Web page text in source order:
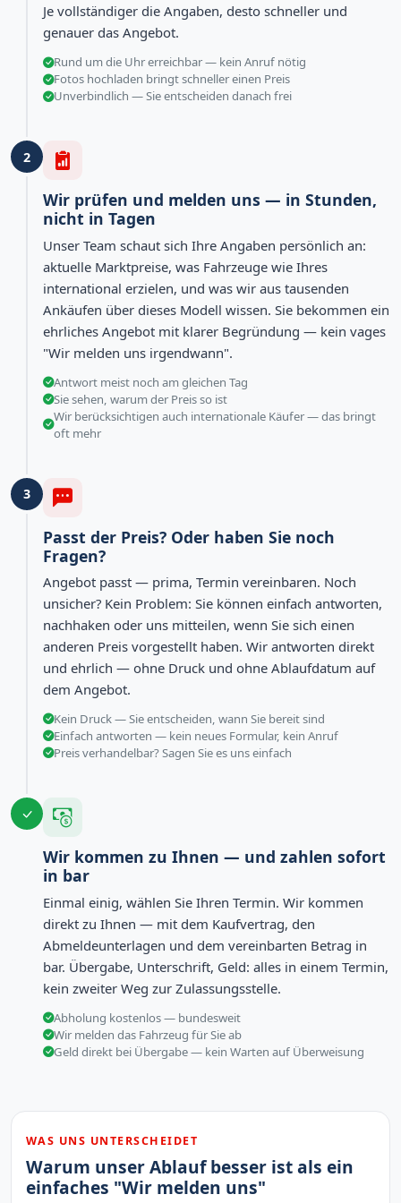
Je vollständiger die Angaben, desto schneller und
genauer das Angebot.
Rund um die Uhr erreichbar — kein Anruf nötig
Fotos hochladen bringt schneller einen Preis
Unverbindlich — Sie entscheiden danach frei
2
Wir prüfen und melden uns — in Stunden,
nicht in Tagen
Unser Team schaut sich Ihre Angaben persönlich an:
aktuelle Marktpreise, was Fahrzeuge wie Ihres
international erzielen, und was wir aus tausenden
Ankäufen über dieses Modell wissen. Sie bekommen ein
ehrliches Angebot mit klarer Begründung — kein vages
"Wir melden uns irgendwann".
Antwort meist noch am gleichen Tag
Sie sehen, warum der Preis so ist
Wir berücksichtigen auch internationale Käufer — das bringt
oft mehr
3
Passt der Preis? Oder haben Sie noch
Fragen?
Angebot passt — prima, Termin vereinbaren. Noch
unsicher? Kein Problem: Sie können einfach antworten,
nachhaken oder uns mitteilen, wenn Sie sich einen
anderen Preis vorgestellt haben. Wir antworten direkt
und ehrlich — ohne Druck und ohne Ablaufdatum auf
dem Angebot.
Kein Druck — Sie entscheiden, wann Sie bereit sind
Einfach antworten — kein neues Formular, kein Anruf
Preis verhandelbar? Sagen Sie es uns einfach
Wir kommen zu Ihnen — und zahlen sofort
in bar
Einmal einig, wählen Sie Ihren Termin. Wir kommen
direkt zu Ihnen — mit dem Kaufvertrag, den
Abmeldeunterlagen und dem vereinbarten Betrag in
bar. Übergabe, Unterschrift, Geld: alles in einem Termin,
kein zweiter Weg zur Zulassungsstelle.
Abholung kostenlos — bundesweit
Wir melden das Fahrzeug für Sie ab
Geld direkt bei Übergabe — kein Warten auf Überweisung
WAS UNS UNTERSCHEIDET
Warum unser Ablauf besser ist als ein
einfaches "Wir melden uns"